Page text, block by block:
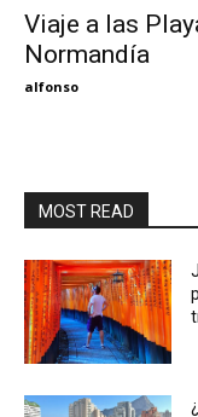
Viaje a las
Normandía
alfonso
MOST READ